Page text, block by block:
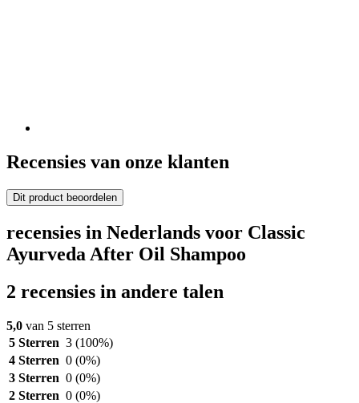
Recensies van onze klanten
Dit product beoordelen
recensies in Nederlands voor Classic
Ayurveda After Oil Shampoo
2 recensies in andere talen
5,0 van 5 sterren
5 Sterren 3 (100%)
4 Sterren 0 (0%)
3 Sterren 0 (0%)
2 Sterren 0 (0%)